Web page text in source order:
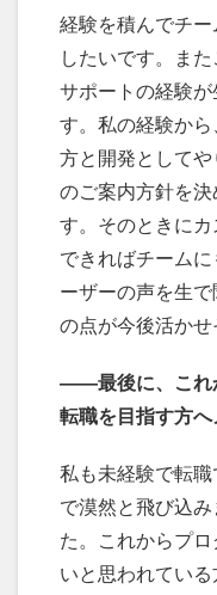
経験を積んでチ
したいです。ま
サポートの経験
す。私の経験か
方と開発として
のご案内方針を
す。そのときに
できればチーム
ーザーの声を生
の点が今後活かせ
――最後に、これ
転職を目指す方へ
私も未経験で転
で漠然と飛び込
た。これからプ
いと思われてい